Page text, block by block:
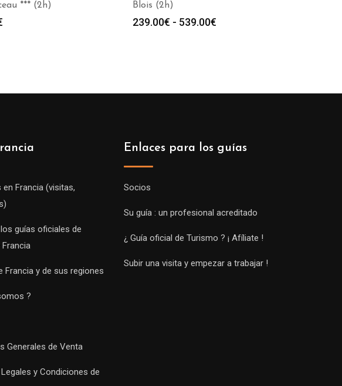
*** (2h)
Blois (2h)
239.00€ - 539.00€
en Francia (visitas,
guías oficiales de
Francia y de sus regiones
?
Generales de Venta
y Condiciones de
Enlaces para los guías
Socios
Su guía : un profesional acreditado
¿ Guía oficial de Turismo ? ¡ Afíliate !
Subir una visita y empezar a trabajar !